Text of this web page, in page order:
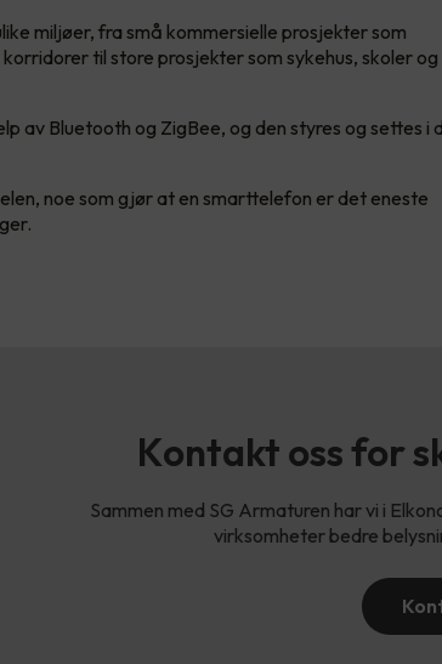
miljøer, fra små kommersielle prosjekter som
til store prosjekter som sykehus, skoler og
av Bluetooth og ZigBee, og den styres og settes i
noe som gjør at en smarttelefon er det eneste
Kontakt oss for
Sammen med SG Armaturen har vi i
virksomheter bedre